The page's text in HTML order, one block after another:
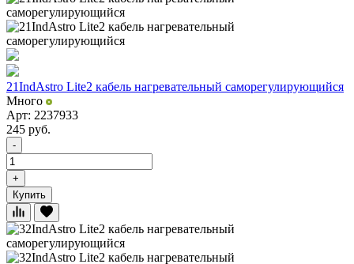
21IndAstro Lite2 кабель нагревательный саморегулирующийся
Много
Арт: 2237933
245 руб.
-
+
Купить